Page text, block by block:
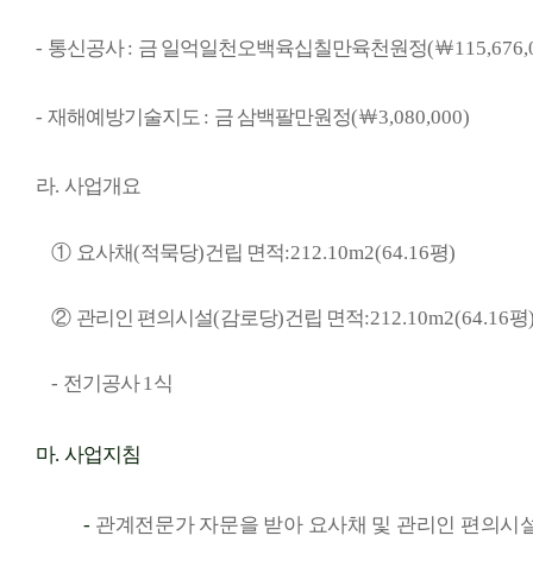
- 통신공사: 금 일억일천오백육십칠만육천원정(￦
- 재해예방기술지도 : 금 삼백팔만원정(￦3,080,000)
라. 사업개요
① 요사채(적묵당)건립 면적:212.10m2(64.16평)
② 관리인 편의시설(감로당)건립 면적:212.10m2(64.16평
- 전기공사1 식
마. 사업지침
- 관계전문가 자문을 받아 요사채 및 관리인 편의시